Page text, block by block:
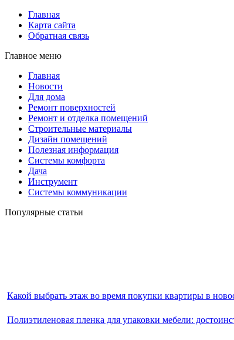
Главная
Карта сайта
Обратная связь
Главное меню
Главная
Новости
Для дома
Ремонт поверхностей
Ремонт и отделка помещений
Строительные материалы
Дизайн помещений
Полезная информация
Системы комфорта
Дача
Инструмент
Системы коммуникации
Популярные статьи
Какой выбрать этаж во время покупки квартиры в
Полиэтиленовая пленка для упаковки мебели: